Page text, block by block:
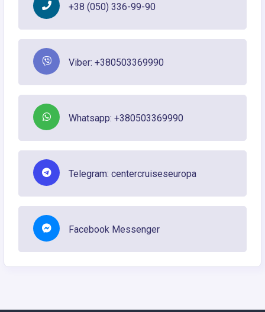
+38 (050) 336-99-90
Viber: +380503369990
Whatsapp: +380503369990
Telegram: centercruiseseuropa
Facebook Messenger